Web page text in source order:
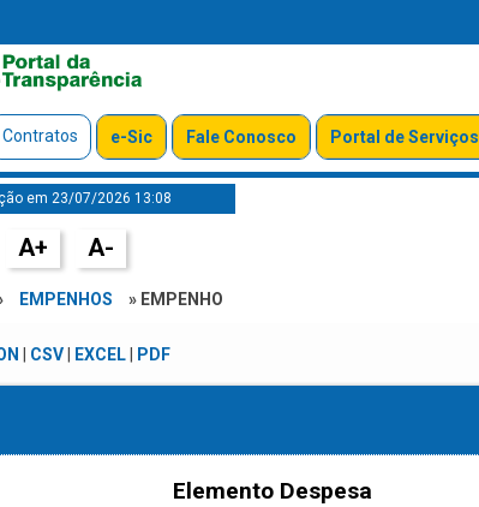
Contratos e-Sic Fale Conosco Portal de Serviços
em 23/07/2026 13:08
A+ A-
EMPENHOS » EMPENHO
CSV| EXCEL| PDF
Elemento Despesa